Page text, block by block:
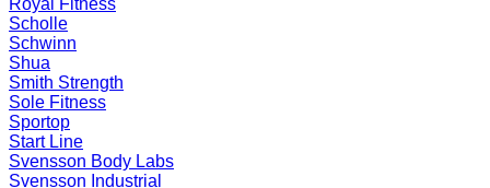
Royal Fitness
Scholle
Schwinn
Shua
Smith Strength
Sole Fitness
Sportop
Start Line
Svensson Body Labs
Svensson Industrial